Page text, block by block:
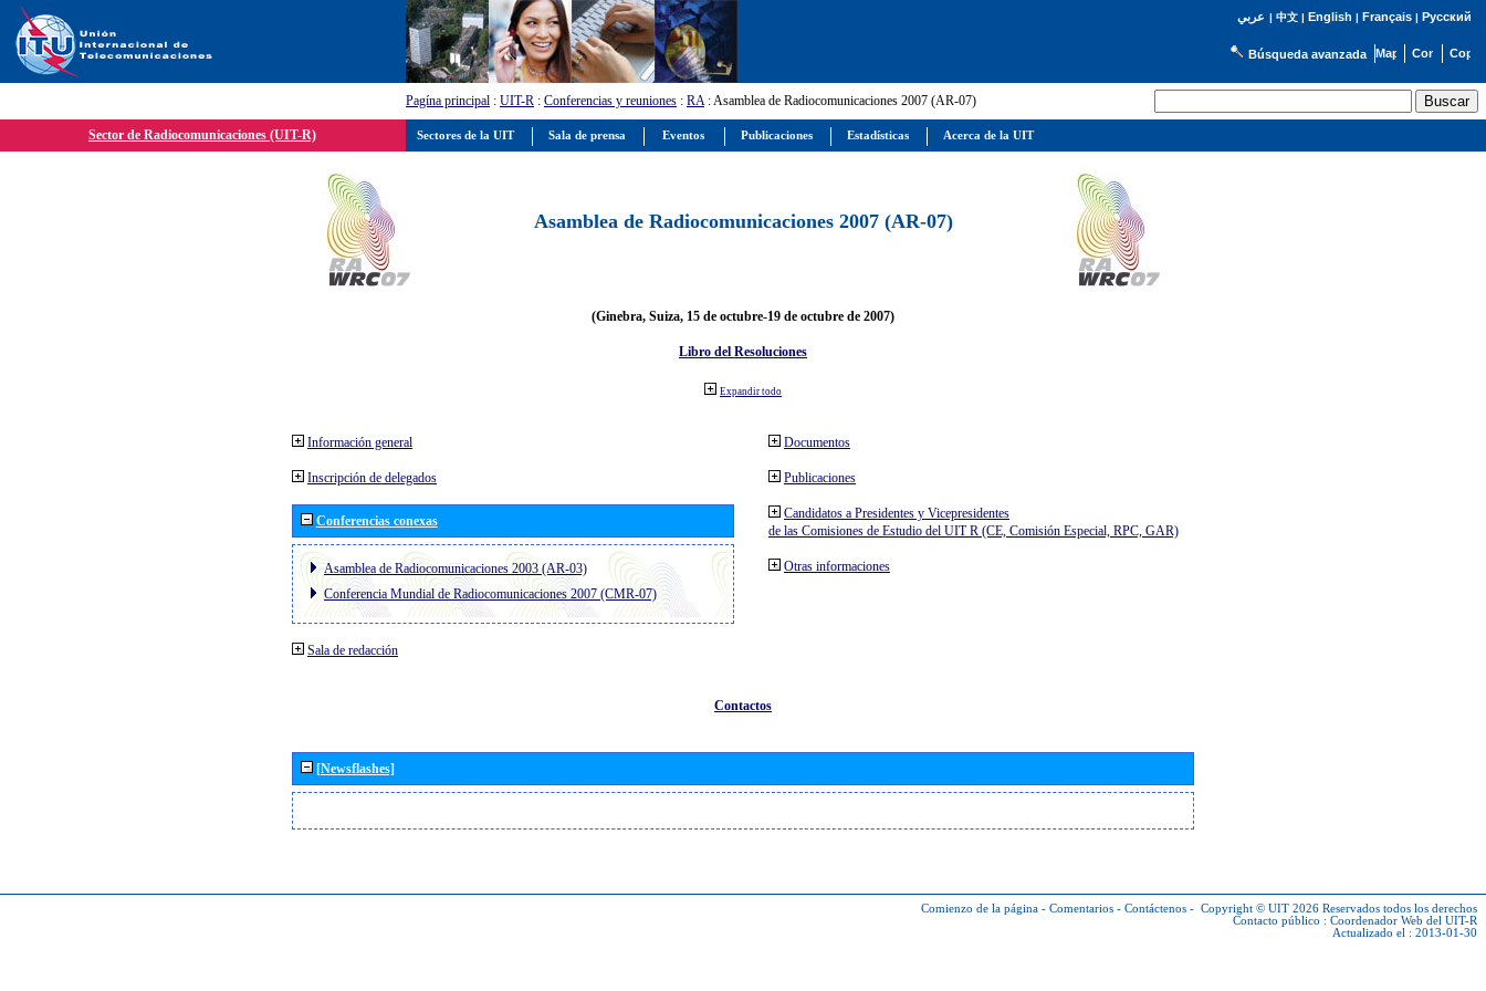
عربي | 中文| English | Français| Русский
Búsqueda avanzada
Pagína principal : UIT-R : Conferencias y reuniones : RA: Asamblea de Radiocomunicaciones 2007 (AR-07)
Sector de Radiocomunicaciones (UIT-R)
Asamblea de Radiocomunicaciones 2007 (AR-07)
(Ginebra, Suiza, 15 de octubre-19 de octubre de 2007)
Libro del Resoluciones
Expandir todo
Información general
Inscripción de delegados
Conferencias conexas
Asamblea de Radiocomunicaciones 2003 (AR-03)
Conferencia Mundial de Radiocomunicaciones 2007 (CMR-07)
Sala de redacción
Documentos
Publicaciones
Candidatos a Presidentes y Vicepresidentes
de las Comisiones de Estudio del UIT R (CE, Comisión Especial, RPC, GAR)
Otras informaciones
Contactos
[Newsflashes]
Comienzo de la página - Comentarios - Contáctenos - Copyright © UIT 2026 Reservados todos los derechos
Contacto público : Coordenador Web del UIT-R
Actualizado el : 2013-01-30
Sectores de la UIT Sala de prensa Eventos Publicaciones Estadísticas Acerca de la UIT